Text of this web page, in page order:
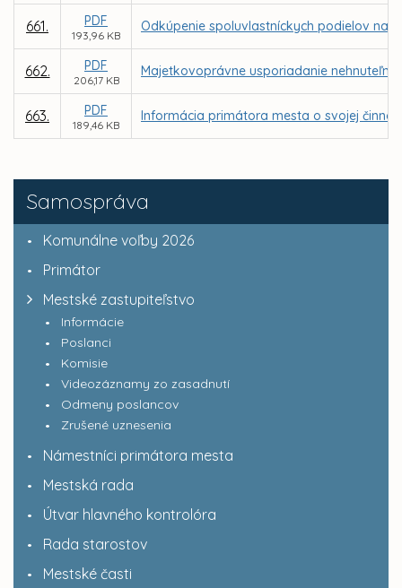
Samospráva
Komunálne voľby 2026
Primátor
Mestské zastupiteľstvo
Informácie
Poslanci
Komisie
Videozáznamy zo zasadnutí
Odmeny poslancov
Zrušené uznesenia
Námestníci primátora mesta
Mestská rada
Útvar hlavného kontrolóra
Rada starostov
Mestské časti
661. PDF
193,96 KB
Odkúpenie spoluvlastníckych podielov na
662. PDF
206,17 KB
Majetkovoprávne usporiadanie
663. PDF
189,46 KB
Informácia primátora mesta o svojej